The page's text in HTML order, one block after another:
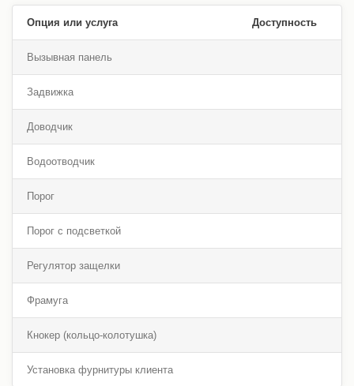
Опция или услуга Доступность
Вызывная панель
Задвижка
Доводчик
Водоотводчик
Порог
Порог с подсветкой
Регулятор защелки
Фрамуга
Кнокер (кольцо-колотушка)
Установка фурнитуры клиента